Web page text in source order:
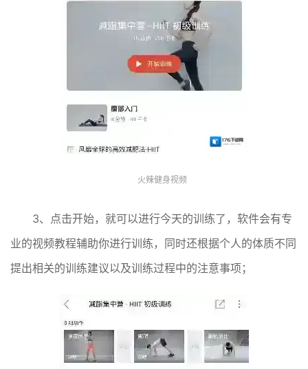
火辣健身视频
3、点击开始，就可以进行今天的训练了，软件会有专
业的视频教程辅助你进行训练，同时还根据个人的体质不同
提出相关的训练建议以及训练过程中的注意事项；